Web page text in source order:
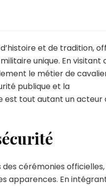
et de tradition,
unique. En visitant
le métier de
publique et la
est tout autant un acteur
cérémonies officielles,
apparences. En